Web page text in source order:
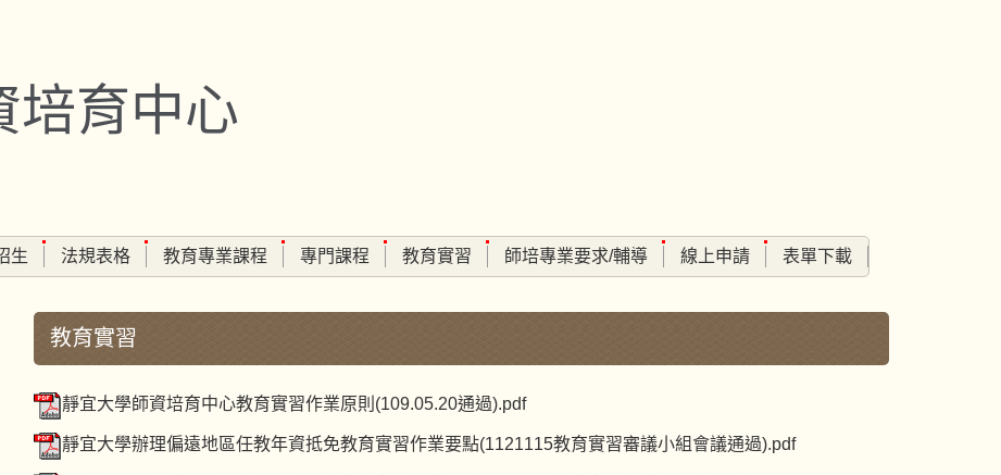
培育中心
生 法規表格 教育專業課程 專門課程 教育實習 師培專業要求/輔導 線上申請 表單下載
教育實習
靜宜大學師資培育中心教育實習作業原則(109.05.20通過).pdf
靜宜大學辦理偏遠地區任教年資抵免教育實習作業要點(1121115教育實習審議小組會議通過).pdf